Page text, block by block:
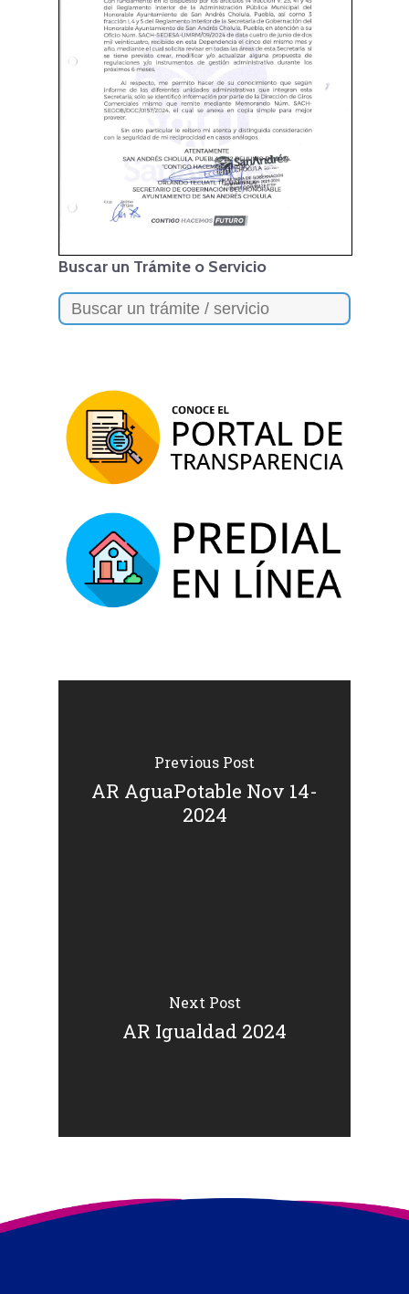
Buscar un Trámite o Servicio
Search
for:
Previous Post
AR AguaPotable Nov 14-
2024
Next Post
AR Igualdad 2024